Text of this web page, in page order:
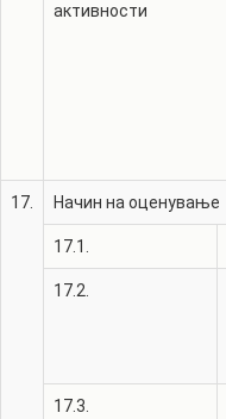
активности
17. Начин на оценување
17.1.
17.2.
17.3.